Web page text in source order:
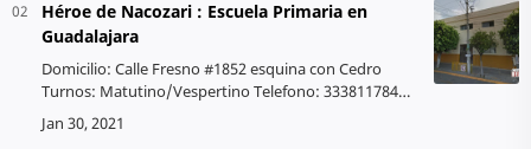
Héroe de Nacozari : Escuela Primaria en
Guadalajara
Domicilio: Calle Fresno #1852 esquina con Cedro
Turnos: Matutino/Vespertino Telefono: 3338117844
Ver otras escuelas Turno Matutino Nombre de la
escuela: Héroe de Nacozari Clave…